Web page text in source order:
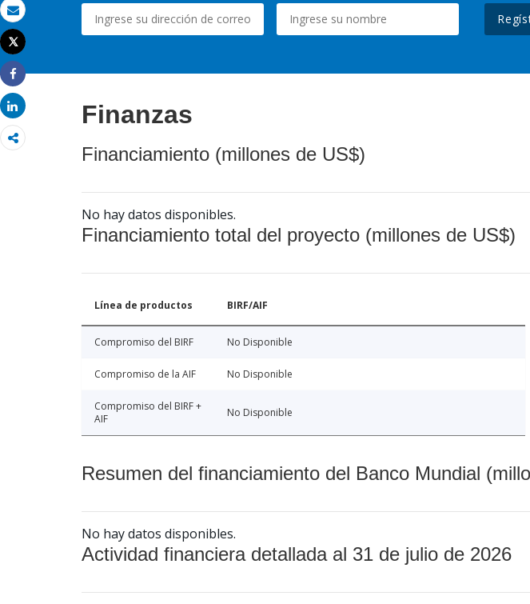
Correo electrónico
Imprimir
Tweet
Share
Share
Finanzas
Financiamiento (millones de US$)
No hay datos disponibles.
Financiamiento total del proyecto (millones de US$)
Línea de productos BIRF/AIF
Compromiso del BIRF No Disponible
Compromiso de la AIF No Disponible
Compromiso del BIRF +
AIF
No Disponible
Resumen del financiamiento del Banco Mundial
No hay datos disponibles.
Actividad financiera detallada al 31 de julio de 2026